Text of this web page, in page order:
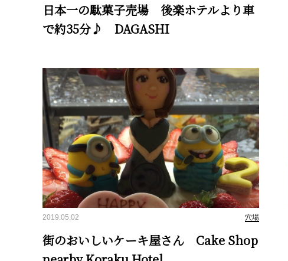
日本一の駄菓子売場 後楽ホテルより車
で約35分♪ DAGASHI
2019.05.02 穴場
街のおいしいケーキ屋さん Cake Shop